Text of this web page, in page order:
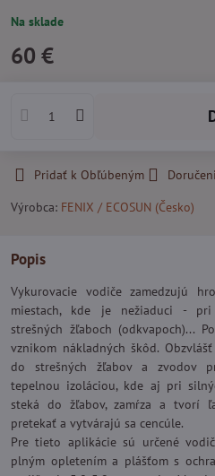
Na sklade
60 €
Pridať k Obľúbeným
Výrobca: FENIX / ECOSUN (Česko)
Popis
Vykurovacie vodiče zamedzujú
miestach, kde je nežiaduci - pri
strešných žľaboch (odkvapoch)...
vznikom nákladných škôd.
do strešných žľabov a zvodov
tepelnou izoláciou, kde aj pri
steká do žľabov, zamŕza a tvorí
pretekať a vytvárajú sa cencúle.
Pre tieto aplikácie sú určené
plným opletením a plášťom s